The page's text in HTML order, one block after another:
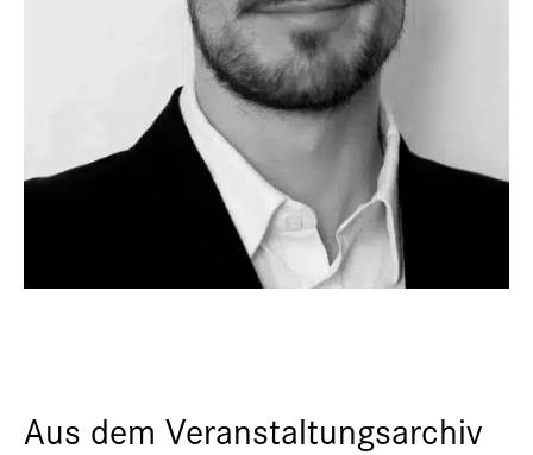
Aus dem Veranstaltungsarchiv